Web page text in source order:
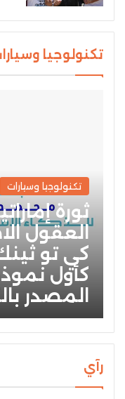
تكنولوجيا
تكنولوجيا وسيارات
ثورة
العقول
كي تو ثينك
كأول
المصدر
رآي